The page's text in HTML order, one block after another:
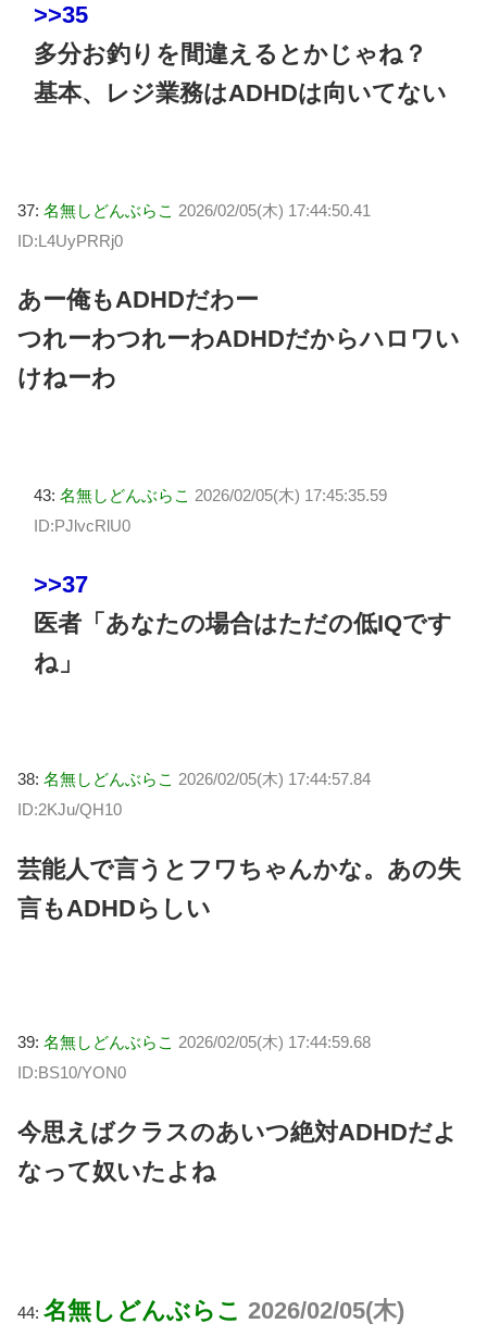
>>35
多分お釣りを間違えるとかじゃね？
基本、レジ業務はADHDは向いてない
37: 名無しどんぶらこ 2026/02/05(木) 17:44:50.41
ID:L4UyPRRj0
あー俺もADHDだわー
つれーわつれーわADHDだからハロワい
けねーわ
43: 名無しどんぶらこ 2026/02/05(木) 17:45:35.59
ID:PJlvcRlU0
>>37
医者「あなたの場合はただの低IQです
ね」
38: 名無しどんぶらこ 2026/02/05(木) 17:44:57.84
ID:2KJu/QH10
芸能人で言うとフワちゃんかな。あの失
言もADHDらしい
39: 名無しどんぶらこ 2026/02/05(木) 17:44:59.68
ID:BS10/YON0
今思えばクラスのあいつ絶対ADHDだよ
なって奴いたよね
44: 名無しどんぶらこ 2026/02/05(木)